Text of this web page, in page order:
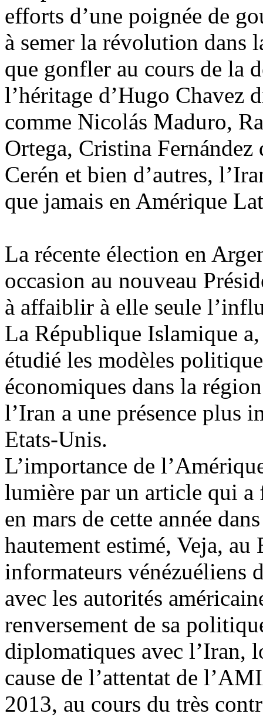
efforts d’une poignée de
à semer la révolution dans
que gonfler au cours de la
l’héritage d’Hugo Chavez
comme Nicolás Maduro,
Ortega, Cristina Fernández
Cerén et bien d’autres,
que jamais en Amérique
La récente élection en
occasion au nouveau
à affaiblir à elle seule
La République Islamique
étudié les modèles
économiques dans la
l’Iran a une présence plus
Etats-Unis.
L’importance de
lumière par un article qui a
en mars de cette année
hautement estimé, Veja,
informateurs vénézuéliens
avec les autorités
renversement de sa
diplomatiques avec l’Iran,
cause de l’attentat de
2013, au cours du très